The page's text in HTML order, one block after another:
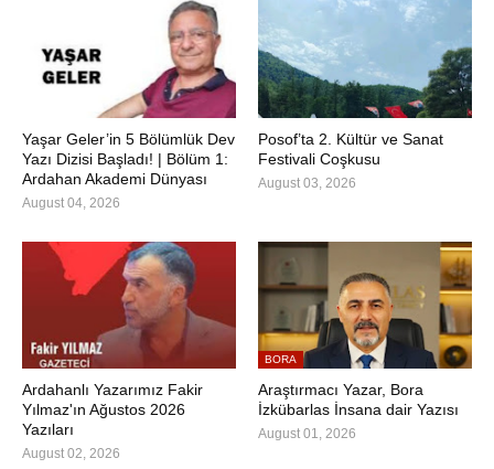
Yaşar Geler’in 5 Bölümlük Dev
Yazı Dizisi Başladı! | Bölüm 1:
Ardahan Akademi Dünyası
August 04, 2026
Posof’ta 2. Kültür ve Sanat
Festivali Coşkusu
August 03, 2026
Ardahanlı Yazarımız Fakir
Yılmaz'ın Ağustos 2026
Yazıları
August 02, 2026
BORA
Araştırmacı Yazar, Bora
İzkübarlas İnsana dair Yazısı
August 01, 2026